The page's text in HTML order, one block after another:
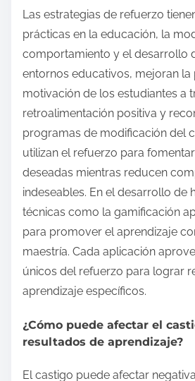
Las estrategias de refuerzo
prácticas en la educación, la
comportamiento y el desarrollo
entornos educativos, mejoran la
motivación de los estudiantes a
retroalimentación positiva y
programas de modificación del
utilizan el refuerzo para
deseadas mientras reducen
indeseables. En el desarrollo de
técnicas como la gamificación
para promover el aprendizaje
maestría. Cada aplicación
únicos del refuerzo para lograr
aprendizaje específicos.
¿Cómo puede afectar el
resultados de aprendizaje?
El castigo puede afectar